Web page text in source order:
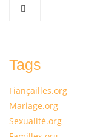
Tags
Fiançailles.org
Mariage.org
Sexualité.org